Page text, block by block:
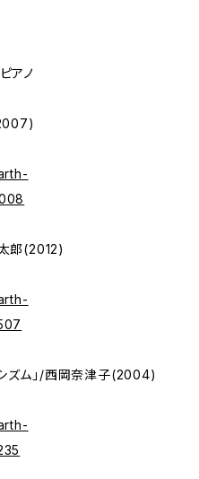
アノ
郎(2012)
ズム」/西岡奈津子(2004)